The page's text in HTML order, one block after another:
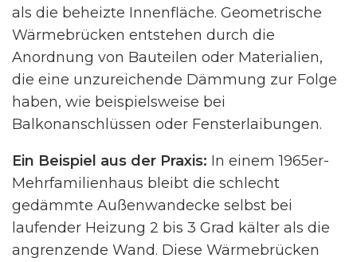
als die beheizte Innenfläche. Geometrische
Wärmebrücken entstehen durch die
Anordnung von Bauteilen oder Materialien,
die eine unzureichende Dämmung zur Folge
haben, wie beispielsweise bei
Balkonanschlüssen oder Fensterlaibungen.
Ein Beispiel aus der Praxis: In einem 1965er-
Mehrfamilienhaus bleibt die schlecht
gedämmte Außenwandecke selbst bei
laufender Heizung 2 bis 3 Grad kälter als die
angrenzende Wand. Diese Wärmebrücken